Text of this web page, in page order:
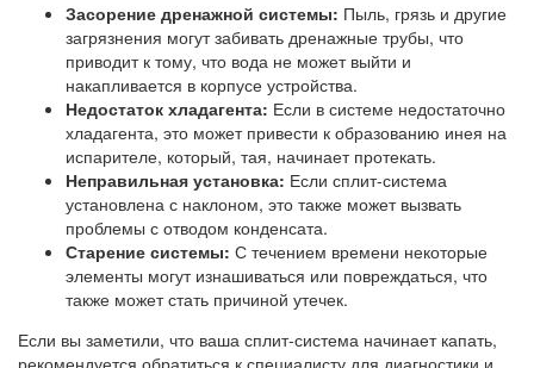
Засорение дренажной системы: Пыль, грязь и другие
загрязнения могут забивать дренажные трубы, что
приводит к тому, что вода не может выйти и
накапливается в корпусе устройства.
Недостаток хладагента: Если в системе недостаточно
хладагента, это может привести к образованию инея на
испарителе, который, тая, начинает протекать.
Неправильная установка: Если сплит-система
установлена с наклоном, это также может вызвать
проблемы с отводом конденсата.
Старение системы: С течением времени некоторые
элементы могут изнашиваться или повреждаться, что
также может стать причиной утечек.
Если вы заметили, что ваша сплит-система начинает капать,